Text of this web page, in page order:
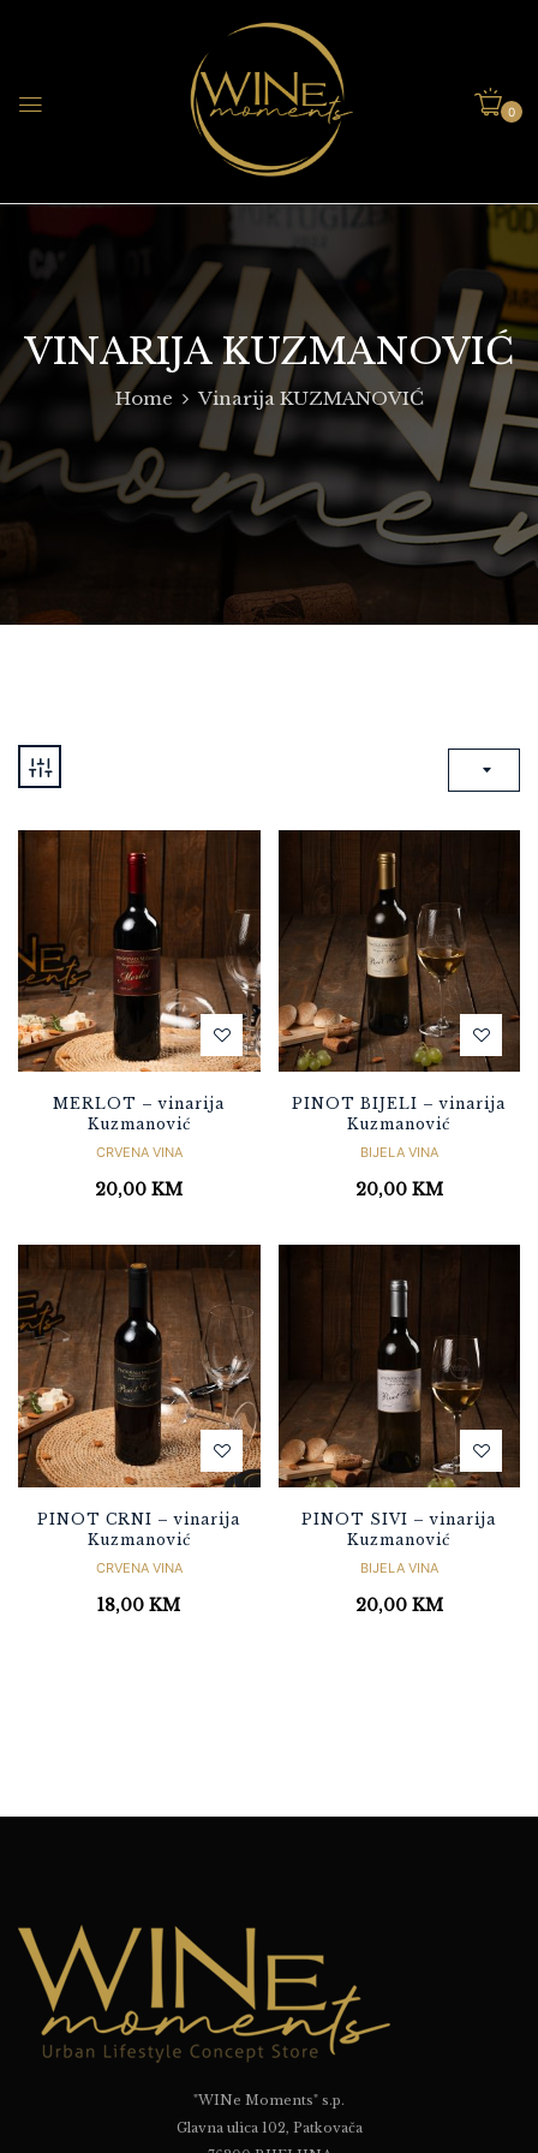
0
VINARIJA KUZMANOVIĆ
Home Vinarija KUZMANOVIĆ
MERLOT – vinarija
Kuzmanović
CRVENA VINA
20,00KM
PINOT BIJELI – vinarija
Kuzmanović
BIJELA VINA
20,00 KM
PINOT CRNI – vinarija
Kuzmanović
CRVENA VINA
18,00KM
PINOT SIVI – vinarija
Kuzmanović
BIJELA VINA
20,00 KM
"WINe Moments" s.p.
Glavna ulica 102, Patkovača